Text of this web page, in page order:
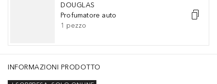
DOUGLAS
Profumatore auto
1 pezzo
INFORMAZIONI PRODOTTO